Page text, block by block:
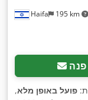
Haifa 195 km
פנה
פועל באופן מלא,